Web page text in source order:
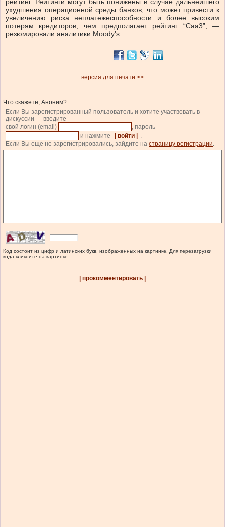
рейтинг. Рейтинги могут быть понижены в случае дальнейшего
ухудшения операционной среды банков, что может привести к
увеличению риска неплатежеспособности и более высоким
потерям кредиторов, чем предполагает рейтинг “Caa3”, —
резюмировали аналитики Moody's.
версия для печати >>
Что скажете, Аноним?
Если Вы зарегистрированный пользователь и хотите участвовать в
дискуссии — введите
свой логин (email)
, пароль
и нажмите
| войти |
.
Если Вы еще не зарегистрировались, зайдите на страницу регистрации.
Код состоит из цифр и латинских букв, изображенных на картинке. Для перезагрузки
кода кликните на картинке.
| прокомментировать |